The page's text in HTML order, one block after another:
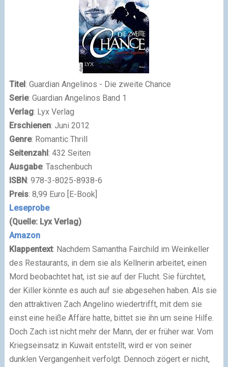
Titel: Guardian Angelinos - Die zweite Chance
Serie: Guardian Angelinos Band 1
Verlag: Lyx Verlag
Erschienen: Juni 2012
Genre: Romantic Thrill
Seitenzahl: 432 Seiten
Ausgabe: Taschenbuch
ISBN: 978-3-8025-8938-6
Preis: 8,99 Euro [E-Book]
Leseprobe
(Quelle: Lyx Verlag)
Amazon
Klappentext: Nachdem Samantha Fairchild im Weinkeller
des Restaurants, in dem sie als Kellnerin arbeitet, einen
Mord beobachtet hat, ist sie auf der Flucht. Sie fürchtet,
der Killer könnte es auch auf sie abgesehen haben. Als sie
den attraktiven Zach Angelino wiedertrifft, mit dem sie
einst eine heiße Affäre hatte, bittet sie ihn um seine Hilfe.
Doch Zach ist nicht mehr der Mann, der er früher war. Vom
Kriegseinsatz in Kuwait entstellt, wird er von seiner
dunklen Vergangenheit verfolgt. Dennoch zögert er nicht,